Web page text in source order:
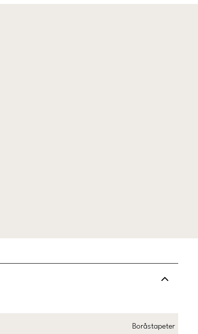
Boråstapeter